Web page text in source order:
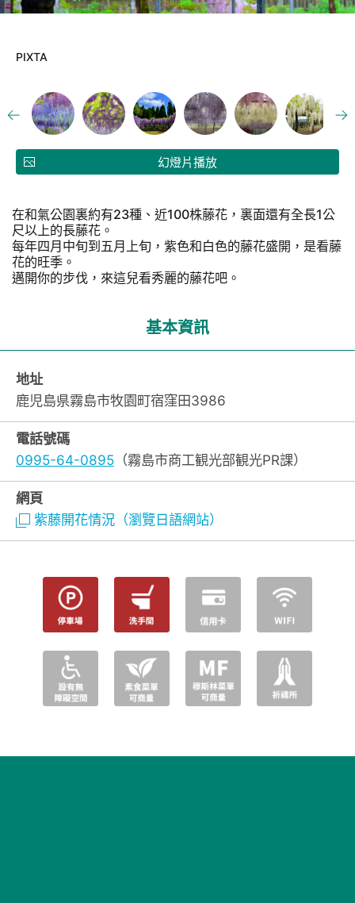
PIXTA
幻燈片播放
在和氣公園裏約有23種、近100株藤花，裏面還有全長1公
尺以上的長藤花。
每年四月中旬到五月上旬，紫色和白色的藤花盛開，是看藤
花的旺季。
邁開你的步伐，來這兒看秀麗的藤花吧。
基本資訊
地址
鹿児島県霧島市牧園町宿窪田3986
電話號碼
0995-64-0895 （霧島市商工観光部観光PR課）
網頁
紫藤開花情況（瀏覽日語網站）